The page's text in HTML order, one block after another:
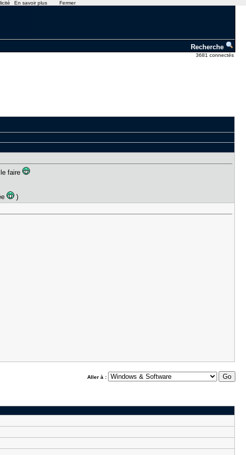
Recherche
3681 connectés
le faire
)
Aller à :
En savoir plus Fermer